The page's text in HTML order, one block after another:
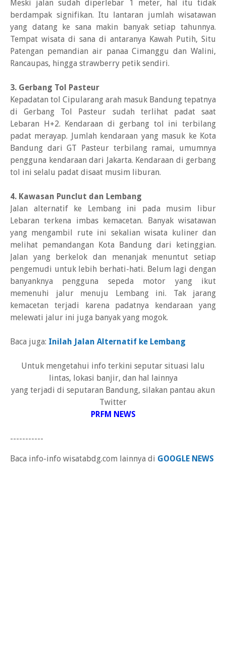
Meski jalan sudah diperlebar 1 meter, hal itu tidak
berdampak signifikan. Itu lantaran jumlah wisatawan
yang datang ke sana makin banyak setiap tahunnya.
Tempat wisata di sana di antaranya Kawah Putih, Situ
Patengan pemandian air panaa Cimanggu dan Walini,
Rancaupas, hingga strawberry petik sendiri.
3. Gerbang Tol Pasteur
Kepadatan tol Cipularang arah masuk Bandung tepatnya
di Gerbang Tol Pasteur sudah terlihat padat saat
Lebaran H+2. Kendaraan di gerbang tol ini terbilang
padat merayap. Jumlah kendaraan yang masuk ke Kota
Bandung dari GT Pasteur terbilang ramai, umumnya
pengguna kendaraan dari Jakarta. Kendaraan di gerbang
tol ini selalu padat disaat musim liburan.
4. Kawasan Punclut dan Lembang
Jalan alternatif ke Lembang ini pada musim libur
Lebaran terkena imbas kemacetan. Banyak wisatawan
yang mengambil rute ini sekalian wisata kuliner dan
melihat pemandangan Kota Bandung dari ketinggian.
Jalan yang berkelok dan menanjak menuntut setiap
pengemudi untuk lebih berhati-hati. Belum lagi dengan
banyanknya pengguna sepeda motor yang ikut
memenuhi jalur menuju Lembang ini. Tak jarang
kemacetan terjadi karena padatnya kendaraan yang
melewati jalur ini juga banyak yang mogok.
Baca juga: Inilah Jalan Alternatif ke Lembang
Untuk mengetahui info terkini seputar situasi lalu
lintas, lokasi banjir, dan hal lainnya
yang terjadi di seputaran Bandung, silakan pantau akun
Twitter
PRFM NEWS
-----------
Baca info-info wisatabdg.com lainnya di GOOGLE NEWS